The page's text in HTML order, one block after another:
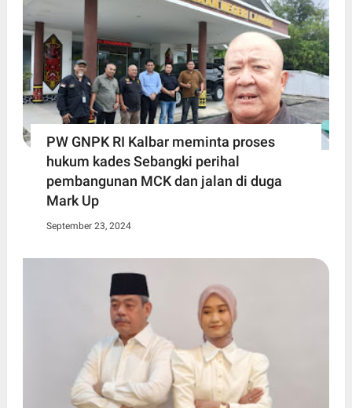
PW GNPK RI Kalbar meminta proses
hukum kades Sebangki perihal
pembangunan MCK dan jalan di duga
Mark Up
September 23, 2024